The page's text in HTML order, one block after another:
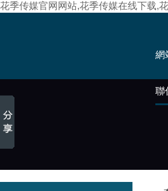
花季传媒官网网站,花季传媒在线下载,
網
聯